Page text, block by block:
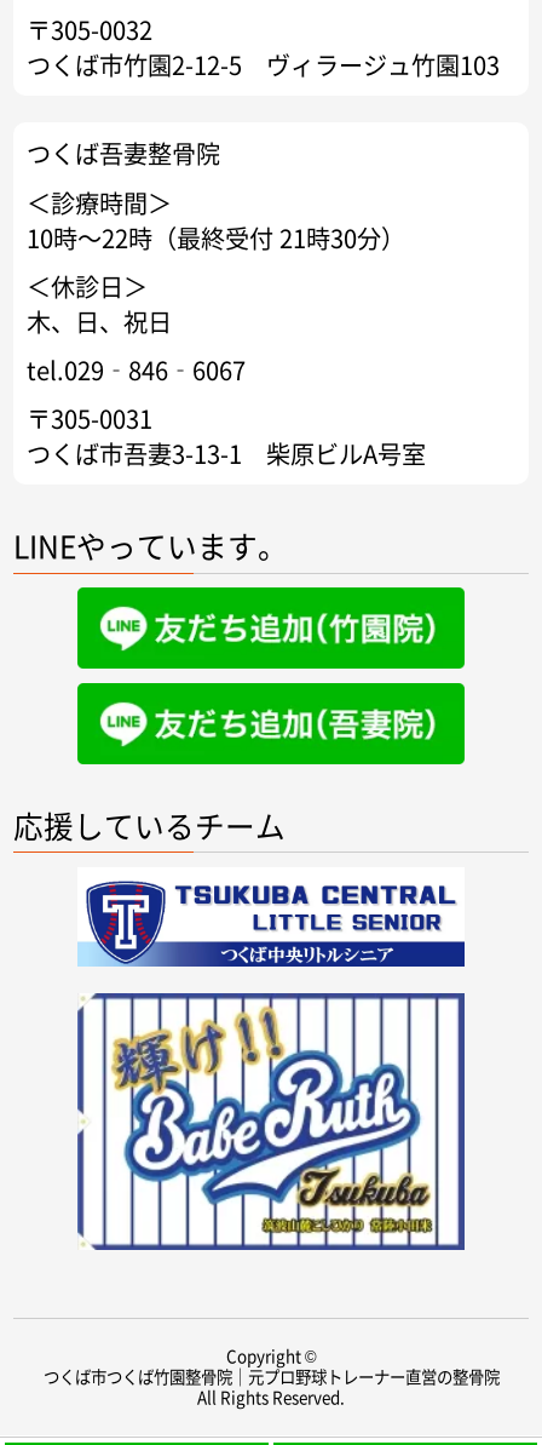
〒305-0032
つくば市竹園2-12-5 ヴィラージュ竹園103
つくば吾妻整骨院
＜診療時間＞
10時～22時（最終受付 21時30分）
＜休診日＞
木、日、祝日
tel.029‐846‐6067
〒305-0031
つくば市吾妻3-13-1 柴原ビルA号室
LINEやっています。
応援しているチーム
Copyright ©
つくば市つくば竹園整骨院｜元プロ野球トレーナー直営の整骨院
All Rights Reserved.